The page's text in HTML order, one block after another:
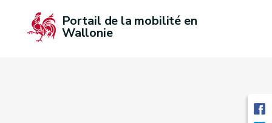
Portail de la mobilité en
Wallonie